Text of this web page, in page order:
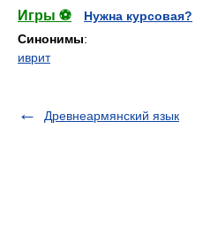
Игры ⚽
Нужна курсовая?
Синонимы:
иврит
Древнеармянский язык